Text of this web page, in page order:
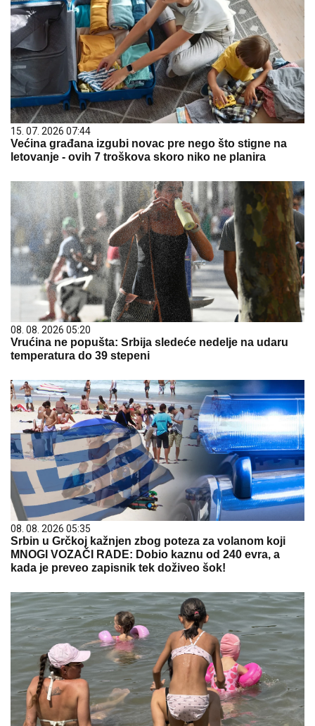
15. 07. 2026 07:44
Većina građana izgubi novac pre nego što stigne na
letovanje - ovih 7 troškova skoro niko ne planira
08. 08. 2026 05:20
Vrućina ne popušta: Srbija sledeće nedelje na udaru
temperatura do 39 stepeni
08. 08. 2026 05:35
Srbin u Grčkoj kažnjen zbog poteza za volanom koji
MNOGI VOZAČI RADE: Dobio kaznu od 240 evra, a
kada je preveo zapisnik tek doživeo šok!